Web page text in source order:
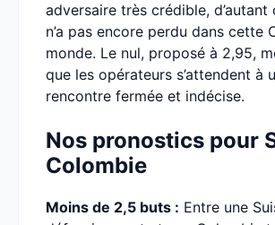
adversaire très crédible, d’autant
n’a pas encore perdu dans cette
monde. Le nul, proposé à 2,95,
que les opérateurs s’attendent à
rencontre fermée et indécise.
Nos pronostics pour
Colombie
Moins de 2,5 buts : Entre une